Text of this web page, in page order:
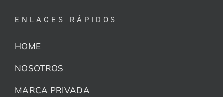
ENLACES RÁPIDOS
HOME
NOSOTROS
MARCA PRIVADA